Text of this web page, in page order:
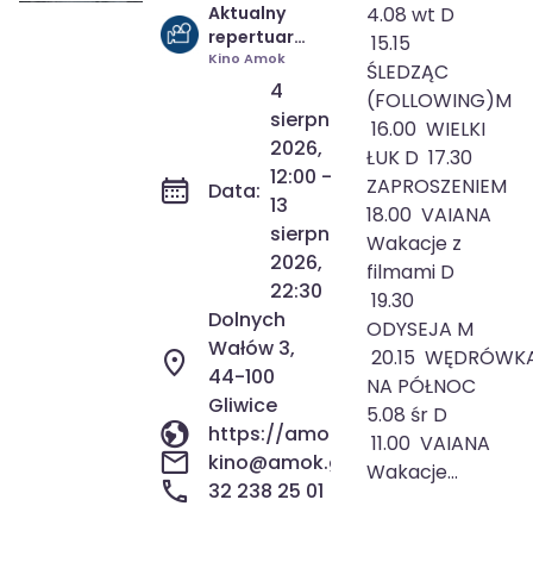
12:00
22:30
Aktualny
repertuar
Kina Amok |
4-9.08.2026
Kino Amok
Data:
4
sierpnia
2026,
12:00 -
13
sierpnia
2026,
22:30
Dolnych
Wałów 3,
44-100
Gliwice
https://amok.gliwice.pl/
kino@amok.gliwice.pl
32 238 25 01
4.08 wt D
15.15
ŚLEDZĄC
(FOLLOWING)M
16.00 WIELKI
ŁUK D 17.30
ZAPROSZENIEM
18.00 VAIANA
Wakacje z
filmami D
19.30
ODYSEJA M
20.15
NA PÓŁNOC
5.08 śr D
11.00 VAIANA
Wakacje...